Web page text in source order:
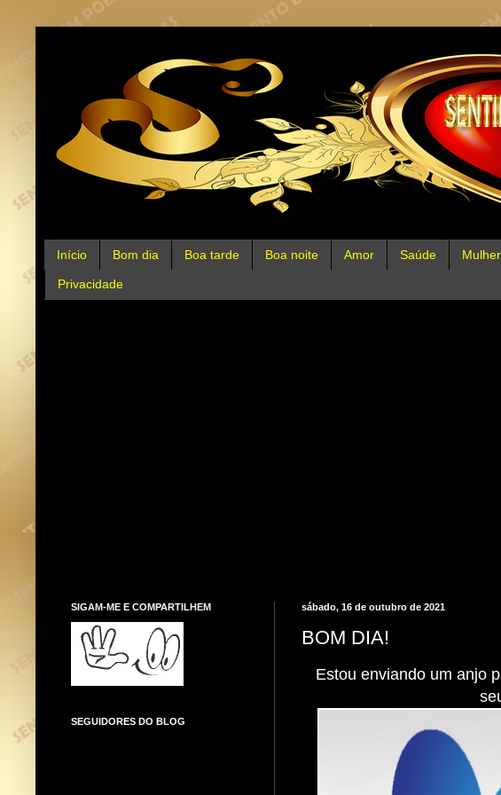
Início Bom dia Boa tarde Boa noite Amor Saúde
Privacidade
sábado, 16 de outubro de 2021
BOM DIA!
Estou enviando um anjo
SIGAM-ME E COMPARTILHEM
SEGUIDORES DO BLOG